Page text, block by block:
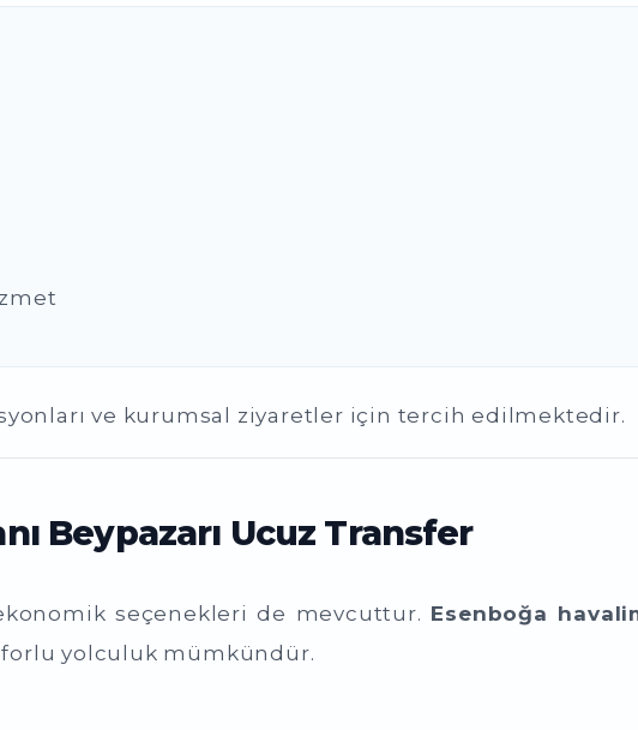
ve kurumsal ziyaretler için tercih edilmektedir.
Beypazarı Ucuz Transfer
seçenekleri de mevcuttur. Esenboğa
yolculuk mümkündür.